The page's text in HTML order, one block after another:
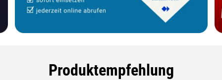
Produktempfehlung